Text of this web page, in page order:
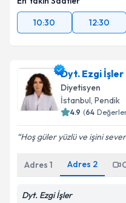
10:30
12:30
Dyt. Ezgi İşler
Diyetisyen
İstanbul, Pendik
4.9 (64
Hoş güler yüzlü ve işini
Adres 1 Adres 2
Dyt. Ezgi İşler